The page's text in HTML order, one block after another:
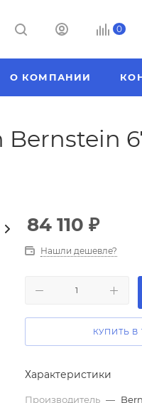
0
О КОМПАНИИ
Bernstein
КАК КУПИТЬ
84 110 ₽
Нашли дешевле?
КУПИТЬ В
Характеристики
Производитель —